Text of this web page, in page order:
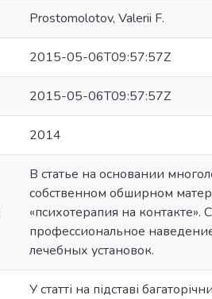
Prostomolotov, Valerii F.
2015-05-06T09:57:57Z
2015-05-06T09:57:57Z
2014
В статье на основании
собственном обширном
«психотерапия на
профессиональное
лечебных установок.
У статті на підставі